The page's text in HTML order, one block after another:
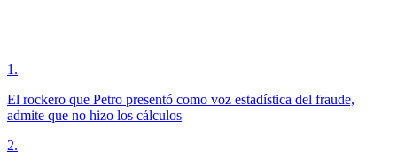
1 .
El rockero que Petro presentó como voz estadística del fraude,
admite que no hizo los cálculos
2.